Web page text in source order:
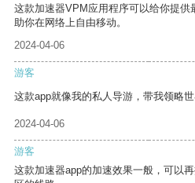
这款加速器VPM应用程序可以给你提
助你在网络上自由移动。
2024-04-06
游客
这款app就像我的私人导游，带我领略世
2024-04-06
游客
这款加速器app的加速效果一般，可以